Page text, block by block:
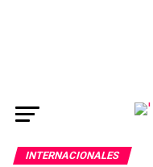
INTERNACIONALES